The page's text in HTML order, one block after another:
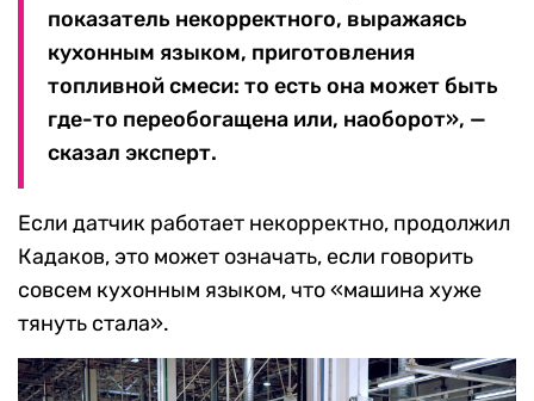
показатель некорректного, выражаясь
кухонным языком, приготовления
топливной смеси: то есть она может быть
где-то переобогащена или, наоборот», —
сказал эксперт.
Если датчик работает некорректно, продолжил
Кадаков, это может означать, если говорить
совсем кухонным языком, что «машина хуже
тянуть стала».